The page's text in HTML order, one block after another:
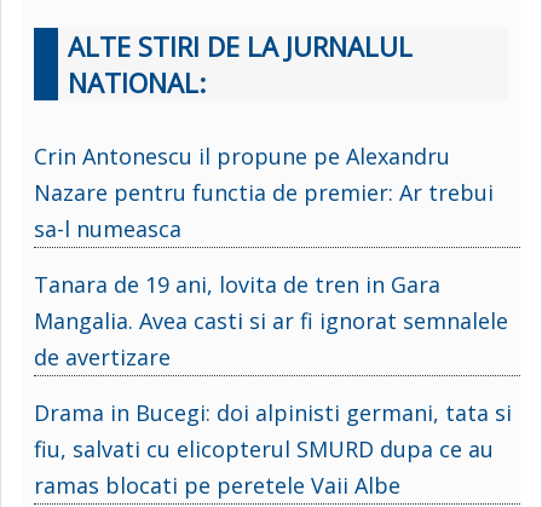
ALTE STIRI DE LA JURNALUL
NATIONAL:
Crin Antonescu il propune pe Alexandru
Nazare pentru functia de premier: Ar trebui
sa-l numeasca
Tanara de 19 ani, lovita de tren in Gara
Mangalia. Avea casti si ar fi ignorat semnalele
de avertizare
Drama in Bucegi: doi alpinisti germani, tata si
fiu, salvati cu elicopterul SMURD dupa ce au
ramas blocati pe peretele Vaii Albe